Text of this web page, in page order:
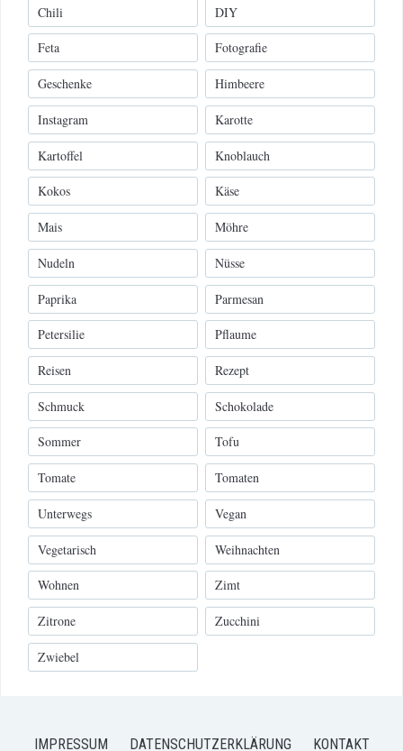
Chili DIY
Feta Fotografie
Geschenke Himbeere
Instagram Karotte
Kartoffel Knoblauch
Kokos Käse
Mais Möhre
Nudeln Nüsse
Paprika Parmesan
Petersilie Pflaume
Reisen Rezept
Schmuck Schokolade
Sommer Tofu
Tomate Tomaten
Unterwegs Vegan
Vegetarisch Weihnachten
Wohnen Zimt
Zitrone Zucchini
Zwiebel
IMPRESSUM DATENSCHUTZERKLÄRUNG KONTAKT